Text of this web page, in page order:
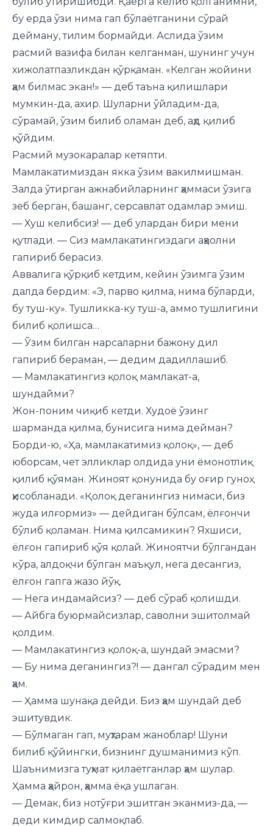
бу ерда ўзи нима гап бўлаётганини сўрай
дейману, тилим бормайди. Аслида ўзим
расмий вазифа билан келганман, шунинг учун
хижолатпазликдан қўрқаман. «Келган жойини
ҳам билмас экан!» — деб таъна қилишлари
мумкин-да, ахир. Шуларни ўйладим-да,
сўрамай, ўзим билиб оламан деб, аҳд қилиб
қўйдим.
Расмий музокаралар кетяпти.
Мамлакатимиздан якка ўзим вакилмишман.
Залда ўтирган ажнабийларнинг ҳаммаси ўзига
зеб берган, башанг, серсавлат одамлар эмиш.
— Хуш келибсиз! — деб улардан бири мени
қутлади. — Сиз мамлакатингиздаги аҳволни
гапириб берасиз.
Аввалига қўрқиб кетдим, кейин ўзимга ўзим
далда бердим: «Э, парво қилма, нима бўларди,
бу туш-ку». Тушликка-ку туш-а, аммо тушлигини
билиб қолишса…
— Ўзим билган нарсаларни бажону дил
гапириб бераман, — дедим дадиллашиб.
— Мамлакатингиз қолоқ мамлакат-а,
шундайми?
Жон-поним чиқиб кетди. Худоё ўзинг
шарманда қилма, бунисига нима дейман?
Борди-ю, «Ҳа, мамлакатимиз қолоқ», — деб
юборсам, чет элликлар олдида уни ёмонотлиқ
қилиб қўяман. Жиноят қонунида бу оғир гуноҳ
ҳисобланади. «Қолоқ деганингиз нимаси, биз
жуда илғормиз» — дейдиган бўлсам, ёлғончи
бўлиб қоламан. Нима қилсамикин? Яхшиси,
ёлғон гапириб қўя қолай. Жиноятчи бўлгандан
кўра, алдоқчи бўлган маъқул, нега десангиз,
ёлғон гапга жазо йўқ.
— Нега индамайсиз? — деб сўраб қолишди.
— Айбга буюрмайсизлар, саволни эшитолмай
қолдим.
— Мамлакатингиз қолоқ-а, шундай эмасми?
— Бу нима деганингиз?! — дангал сўрадим мен
ҳам.
— Ҳамма шунақа дейди. Биз ҳам шундай деб
эшитувдик.
— Бўлмаган гап, муҳтарам жаноблар! Шуни
билиб қўйингки, бизнинг душманимиз кўп.
Шаънимизга туҳмат қилаётганлар ҳам шулар.
Ҳамма ҳайрон, ҳамма ёқа ушлаган.
— Демак, биз нотўғри эшитган эканмиз-да, —
деди кимдир салмоқлаб.